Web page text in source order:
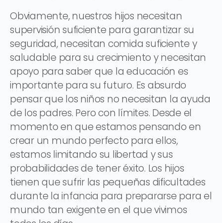
Obviamente, nuestros hijos necesitan
supervisión suficiente para garantizar su
seguridad, necesitan comida suficiente y
saludable para su crecimiento y necesitan
apoyo para saber que la educación es
importante para su futuro. Es absurdo
pensar que los niños no necesitan la ayuda
de los padres. Pero con límites. Desde el
momento en que estamos pensando en
crear un mundo perfecto para ellos,
estamos limitando su libertad y sus
probabilidades de tener éxito. Los hijos
tienen que sufrir las pequeñas dificultades
durante la infancia para prepararse para el
mundo tan exigente en el que vivimos